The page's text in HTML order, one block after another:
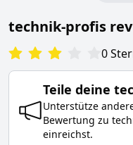
technik-profis
0
Teile deine
Unterstütze
Bewertung zu
einreichst.